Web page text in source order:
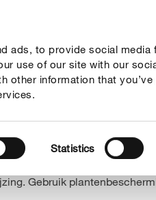
ads, to provide social media
use of our site with our
other information that
Statistics
Tot je dienst
Gebruik